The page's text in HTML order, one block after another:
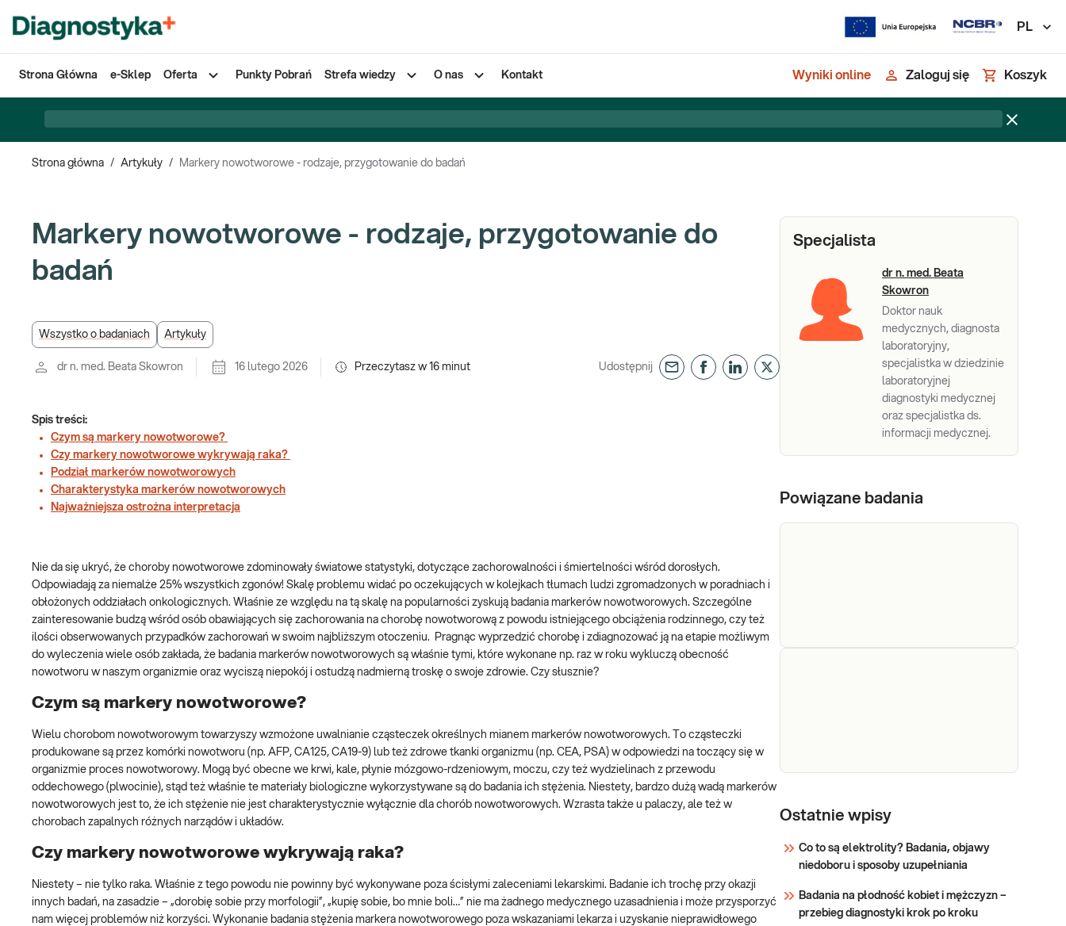
PL
Strona Główna e-Sklep Oferta Punkty Pobrań Strefa wiedzy O nas Kontakt Wyniki online Zaloguj się Koszyk
Strona główna / Artykuły / Markery nowotworowe - rodzaje, przygotowanie do badań
Markery nowotworowe - rodzaje, przygotowanie do
badań
Wszystko o badaniach Artykuły
dr n. med. Beata Skowron 16 lutego 2026 Przeczytasz w 16 minut Udostępnij
Spis treści:
Czym są markery nowotworowe?
Czy markery nowotworowe wykrywają raka?
Podział markerów nowotworowych
Charakterystyka markerów nowotworowych
Najważniejsza ostrożna interpretacja
Nie da się ukryć, że choroby nowotworowe zdominowały światowe statystyki, dotyczące zachorowalności i śmiertelności wśród dorosłych.
Odpowiadają za niemalże 25% wszystkich zgonów! Skalę problemu widać po oczekujących w kolejkach tłumach ludzi zgromadzonych w poradniach i
obłożonych oddziałach onkologicznych. Właśnie ze względu na tą skalę na popularności zyskują badania markerów nowotworowych. Szczególne
zainteresowanie budzą wśród osób obawiających się zachorowania na chorobę nowotworową z powodu istniejącego obciążenia rodzinnego, czy też
ilości obserwowanych przypadków zachorowań w swoim najbliższym otoczeniu. Pragnąc wyprzedzić chorobę i zdiagnozować ją na etapie możliwym
do wyleczenia wiele osób zakłada, że badania markerów nowotworowych są właśnie tymi, które wykonane np. raz w roku wykluczą obecność
nowotworu w naszym organizmie oraz wyciszą niepokój i ostudzą nadmierną troskę o swoje zdrowie. Czy słusznie?
Czym są markery nowotworowe?
Wielu chorobom nowotworowym towarzyszy wzmożone uwalnianie cząsteczek określnych mianem markerów nowotworowych. To cząsteczki
produkowane są przez komórki nowotworu (np. AFP, CA125, CA19-9) lub też zdrowe tkanki organizmu (np. CEA, PSA) w odpowiedzi na toczący się w
organizmie proces nowotworowy. Mogą być obecne we krwi, kale, płynie mózgowo-rdzeniowym, moczu, czy też wydzielinach z przewodu
oddechowego (plwocinie), stąd też właśnie te materiały biologiczne wykorzystywane są do badania ich stężenia. Niestety, bardzo dużą wadą markerów
nowotworowych jest to, że ich stężenie nie jest charakterystycznie wyłącznie dla chorób nowotworowych. Wzrasta także u palaczy, ale też w
chorobach zapalnych różnych narządów i układów.
Czy markery nowotworowe wykrywają raka?
Niestety – nie tylko raka. Właśnie z tego powodu nie powinny być wykonywane poza ścisłymi zaleceniami lekarskimi. Badanie ich trochę przy okazji
innych badań, na zasadzie – „dorobię sobie przy morfologii”, „kupię sobie, bo mnie boli…” nie ma żadnego medycznego uzasadnienia i może przysporzyć
nam więcej problemów niż korzyści. Wykonanie badania stężenia markera nowotworowego poza wskazaniami lekarza i uzyskanie nieprawidłowego
Specjalista
dr n. med. Beata
Skowron
Doktor nauk
medycznych, diagnosta
laboratoryjny,
specjalistka w dziedzinie
laboratoryjnej
diagnostyki medycznej
oraz specjalistka ds.
informacji medycznej.
Powiązane badania
wątrobowokomórkowego
przydatnym w: różnicowaniu,
monitorowaniu
125
Oznaczany w surowicy jest
leczenia i wykrywanie nawrotów
choroby. Wchodzi w skład
jajnika: ROMA.
Sprawdź
Ostatnie wpisy
Co to są elektrolity? Badania, objawy
niedoboru i sposoby uzupełniania
Badania na płodność kobiet i mężczyzn –
przebieg diagnostyki krok po kroku